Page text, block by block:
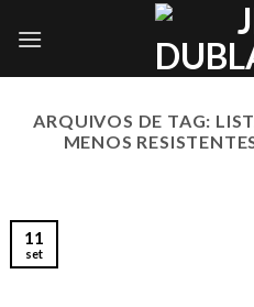
ARQUIVOS DE TAG:
MENOS
11
set